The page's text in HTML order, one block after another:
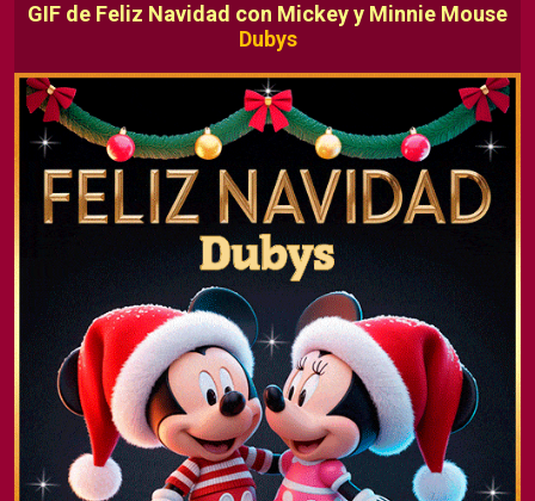
GIF de Feliz Navidad con Mickey y Minnie Mouse
Dubys